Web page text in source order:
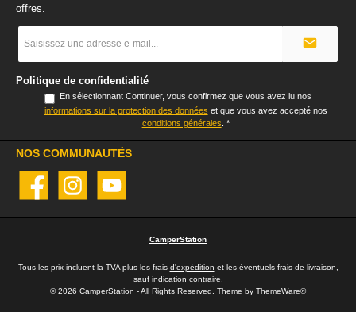
offres.
e-
Politique de confidentialité
informations sur la protection des données
conditions générales *
NOS COMMUNAUTÉS
Facebook Instagram YouTube
CamperStation
Tous les prix incluent la TVA plus les frais d'expédition et les éventuels frais de livraison,
sauf indication contraire.
© 2026 CamperStation - All Rights Reserved. Theme by ThemeWare®